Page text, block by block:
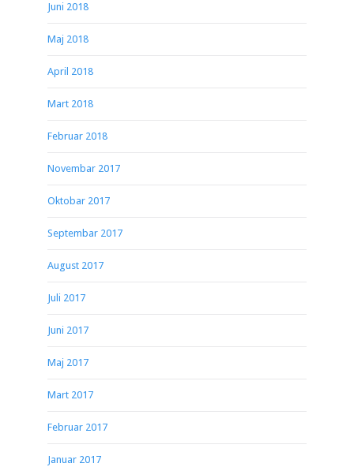
Juni 2018
Maj 2018
April 2018
Mart 2018
Februar 2018
Novembar 2017
Oktobar 2017
Septembar 2017
August 2017
Juli 2017
Juni 2017
Maj 2017
Mart 2017
Februar 2017
Januar 2017